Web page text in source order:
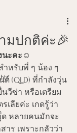
มปกติค่ะ🎉
นะคะ☺️
ำหรับพี่ ๆ น้อง ๆ
(QLD) ที่กำลังวุ่น
นวีซ่า หรือเตรียม
เลียค่ะ เกดรู้ว่า
หลายคนมักจะ
าร เพราะกลัวว่า